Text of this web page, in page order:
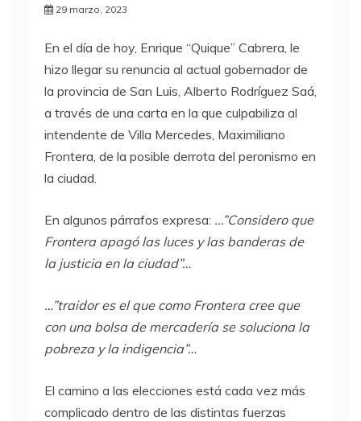
29 marzo, 2023
En el día de hoy, Enrique “Quique” Cabrera, le
hizo llegar su renuncia al actual gobernador de
la provincia de San Luis, Alberto Rodríguez Saá,
a través de una carta en la que culpabiliza al
intendente de Villa Mercedes, Maximiliano
Frontera, de la posible derrota del peronismo en
la ciudad.
En algunos párrafos expresa: …”Considero que
Frontera apagó las luces y las banderas de
la justicia en la ciudad”…
…”traidor es el que como Frontera cree que
con una bolsa de mercadería se soluciona la
pobreza y la indigencia”…
El camino a las elecciones está cada vez más
complicado dentro de las distintas fuerzas